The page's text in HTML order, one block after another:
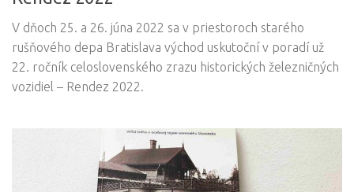
V dňoch 25. a 26. júna 2022 sa v priestoroch starého
rušňového depa Bratislava východ uskutoční v poradí už
22. ročník celoslovenského zrazu historických železničných
vozidiel – Rendez 2022.